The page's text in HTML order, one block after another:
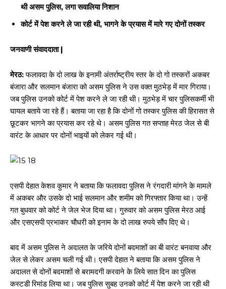
थी असम पुलिस, लगा सवालिया निशान
कोर्ट में पेश करने ले जा रही थी, भागने के प्रयास में मारे गए दोनों तस्कर
जनवाणी संवाददाता |
मेरठ:फलावदा के दो लाख के इनामी अंतर्राष्ट्रीय स्तर के दो गो तस्करों अकबर
बंजारा और सलमान बंजारा को असम पुलिस ने उस वक्त मुठभेड़ में मार गिराया।
जब पुलिस उनको कोर्ट में पेश करने ले जा रही थी। मुठभेड़ में चार पुलिसकर्मी भी
घायल बताये जा रहे हैं। बताया जा रहा है कि दोनों गो तस्कर पुलिस की हिरासत से
छूटकर भागने का प्रयास कर रहे थे। असम पुलिस गत सप्ताह मेरठ जेल से बी
वारंट के आधार पर दोनों भाइयों को लेकर गई थी।
एसपी देहात केशव कुमार ने बताया कि फलावदा पुलिस ने रंगदारी मांगने के मामले
में अकबर और उसके दो भाई सलमान और शमीम को गिरफ्तार किया था। उन्हें
गत बुधवार को कोर्ट ने जेल भेज दिया था। गुरुवार को असम पुलिस मेरठ आई
और एसएसपी प्रभाकर चौधरी को इनाम के दो लाख रुपये सौंप दिए थे।
बाद में असम पुलिस ने अदालत के जरिये दोनों बदमाशों का बी वारंट बनवाया और
जेल से लेकर असम चली गई थी। एसपी देहात ने बताया कि असम पुलिस ने
अदालत से दोनों बदमाशों से बरामदगी करवाने के लिये सात दिन का पुलिस
कस्टडी रिमांड लिया था। जब पुलिस सुबह उनको कोर्ट में पेश करने जा रही थी